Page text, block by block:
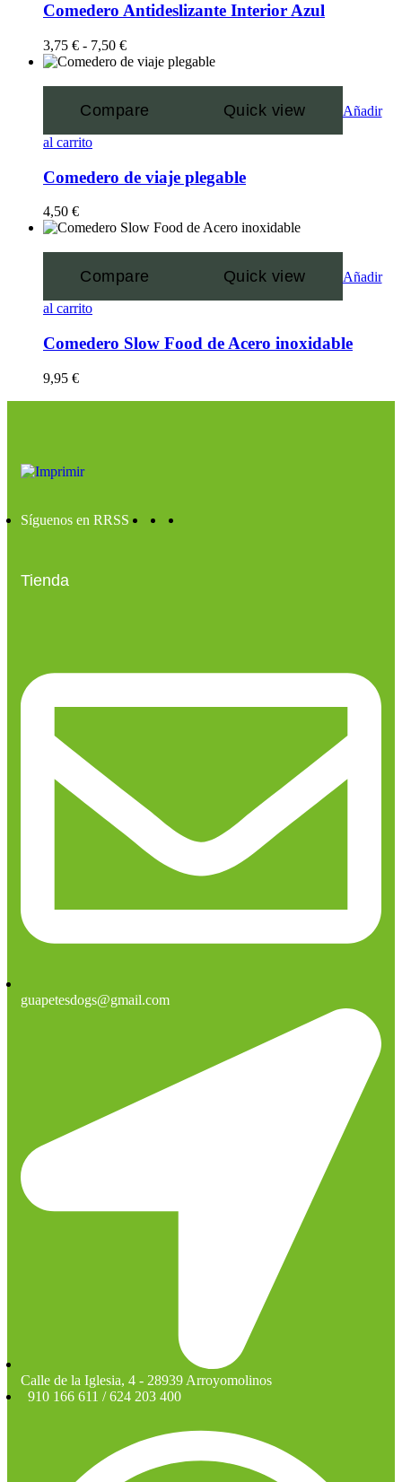
Comedero Antideslizante Interior Azul
3,75 € - 7,50 €
Compare Quick view Añadir
al carrito
Comedero de viaje plegable
4,50 €
Compare Quick view Añadir
al carrito
Comedero Slow Food de Acero inoxidable
9,95 €
Síguenos en RRSS
Tienda
guapetesdogs@gmail.com
Calle de la Iglesia, 4 - 28939 Arroyomolinos
910 166 611 / 624 203 400